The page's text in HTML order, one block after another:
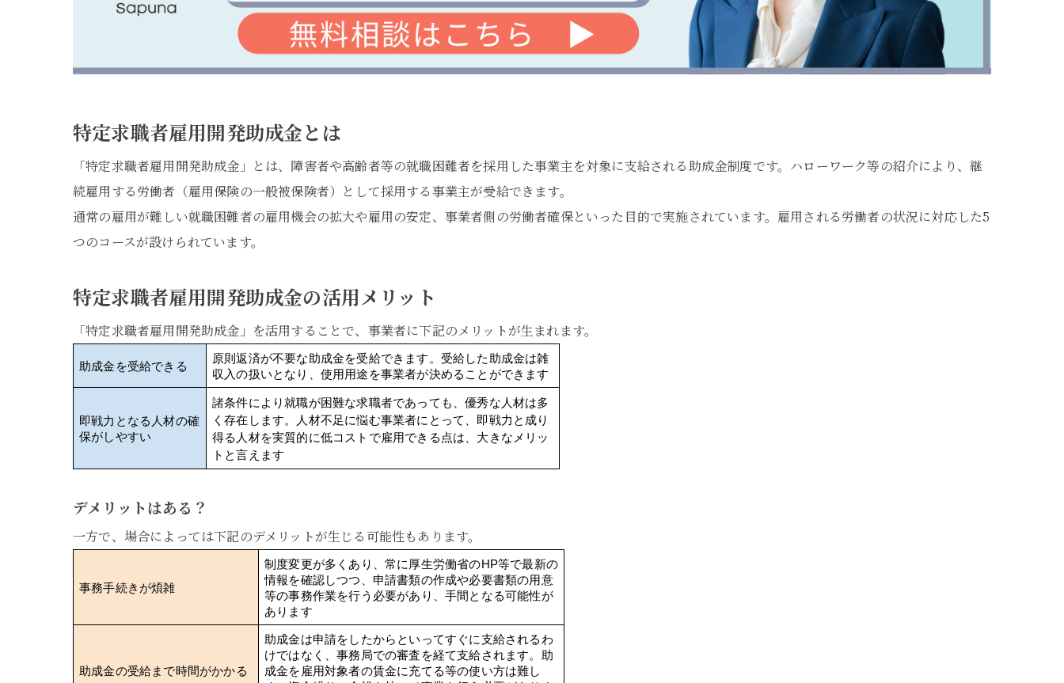
特定求職者雇用開発助成金とは
「特定求職者雇用開発助成金」とは、障害者や高齢者等の就職困難者を採用した事業主を対象に支給される助成金制度です。ハローワーク等の紹介により、継
続雇用する労働者（雇用保険の一般被保険者）として採用する事業主が受給できます。
通常の雇用が難しい就職困難者の雇用機会の拡大や雇用の安定、事業者側の労働者確保といった目的で実施されています。雇用される労働者の状況に対応した5
つのコースが設けられています。
特定求職者雇用開発助成金の活用メリット
「特定求職者雇用開発助成金」を活用することで、事業者に下記のメリットが生まれます。
助成金を受給できる
原則返済が不要な助成金を受給できます。受給した助成金は雑
収入の扱いとなり、使用用途を事業者が決めることができます
即戦力となる人材の確
保がしやすい
諸条件により就職が困難な求職者であっても、優秀な人材は多
く存在します。人材不足に悩む事業者にとって、即戦力と成り
得る人材を実質的に低コストで雇用できる点は、大きなメリッ
トと言えます
デメリットはある？
一方で、場合によっては下記のデメリットが生じる可能性もあります。
事務手続きが煩雑
制度変更が多くあり、常に厚生労働省のHP等で最新の
情報を確認しつつ、申請書類の作成や必要書類の用意
等の事務作業を行う必要があり、手間となる可能性が
あります
助成金の受給まで時間がかかる
助成金は申請をしたからといってすぐに支給されるわ
けではなく、事務局での審査を経て支給されます。助
成金を雇用対象者の賃金に充てる等の使い方は難し